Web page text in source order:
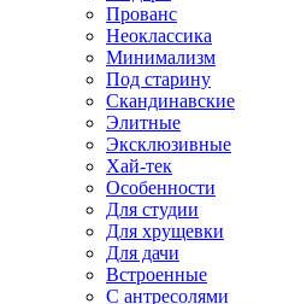
Прованс
Неоклассика
Минимализм
Под старину
Скандинавские
Элитные
Эксклюзивные
Хай-тек
Особенности
Для студии
Для хрущевки
Для дачи
Встроенные
С антресолями